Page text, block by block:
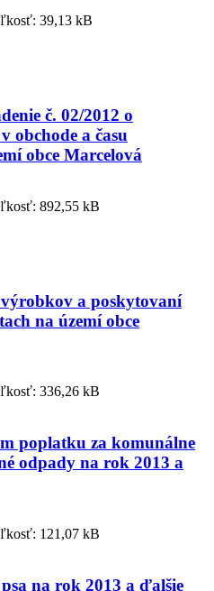
39,13 kB
č. 02/2012 o
obchode a času
obce Marcelová
892,55 kB
a poskytovaní
na území obce
336,26 kB
poplatku za komunálne
odpady na rok 2013 a
121,07 kB
na rok 2013 a ďalšie